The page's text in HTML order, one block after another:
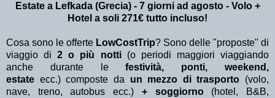
Estate a Lefkada (Grecia) - 7 giorni ad agosto - Volo +
Hotel a soli 271€ tutto incluso!
Cosa sono le offerte LowCostTrip? Sono delle "proposte" di
viaggio di2 o più notti (o periodi maggiori viaggiando
anche durante lefestività, ponti, weekend,
estate ecc.) composte da un mezzo di trasporto (volo,
nave, treno, autobus ecc.) + soggiorno(hotel, B&B,